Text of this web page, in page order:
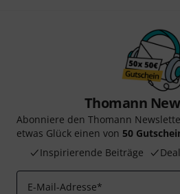
Thomann
Abonniere den Thomann
etwas Glück einen von 50
Inspirierende Beiträge
E-Mail-Adresse*